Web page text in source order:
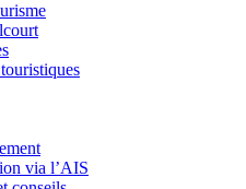
via l’AIS